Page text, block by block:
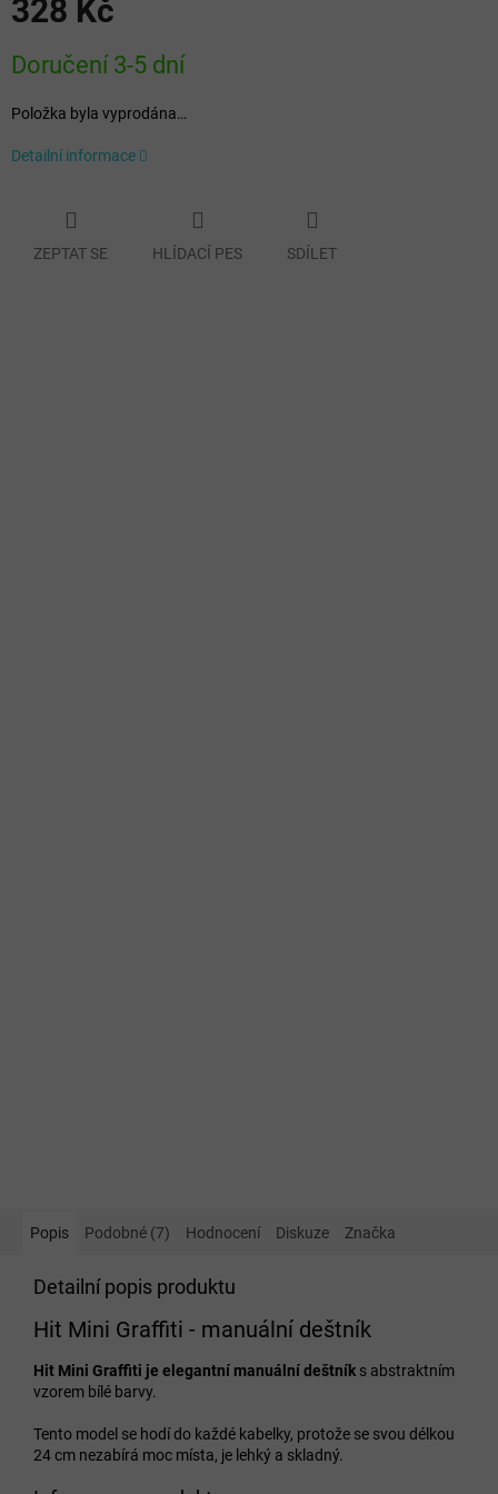
328 Kč
cena:
Doručení 3-5 dní
Položka byla vyprodána…
Detailní informace
ZEPTAT SE HLÍDACÍ PES SDÍLET
Popis Podobné (7) Hodnocení Diskuze Značka
Detailní popis produktu
Hit Mini Graffiti - manuální deštník
Hit Mini Graffiti je elegantní manuální deštník s abstraktním
vzorem bílé barvy.
Tento model se hodí do každé kabelky, protože se svou délkou
24 cm nezabírá moc místa, je lehký a skladný.